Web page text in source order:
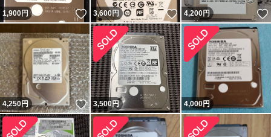
1,900円 いいね！
3,600円 いいね！
4,200円
4,250円 いいね！
3,500円 4,000円